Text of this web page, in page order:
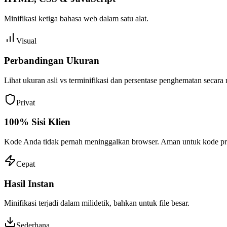
Minifikasi ketiga bahasa web dalam satu alat.
Visual
Perbandingan Ukuran
Lihat ukuran asli vs terminifikasi dan persentase penghematan secara
Privat
100% Sisi Klien
Kode Anda tidak pernah meninggalkan browser. Aman untuk kode
Cepat
Hasil Instan
Minifikasi terjadi dalam milidetik, bahkan untuk file besar.